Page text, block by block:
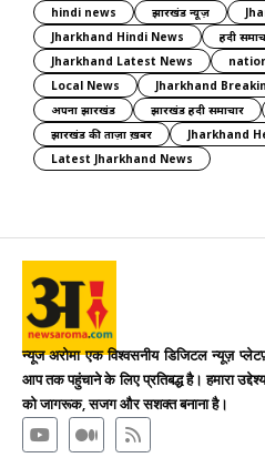
hindi news
झारखंड न्यूज़
Jharkhand Hindi News
हिंदी
Jharkhand Latest News
Local News
Jharkhand
अपना झारखंड
झारखंड हिंदी समाचार
झारखंड की ताज़ा ख़बर
Jharkhand
Latest Jharkhand News
न्यूज अरोमा एक विश्वसनीय डिजिटल न्यूज़
आप तक पहुंचाने के लिए प्रतिबद्ध है। हमारा
को जागरूक, सजग और सशक्त बनाना है।